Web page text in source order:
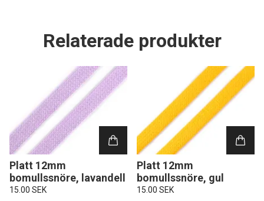
Relaterade produkter
Platt 12mm
bomullssnöre, lavandell
15.00 SEK
Platt 12mm
bomullssnöre, gul
15.00 SEK